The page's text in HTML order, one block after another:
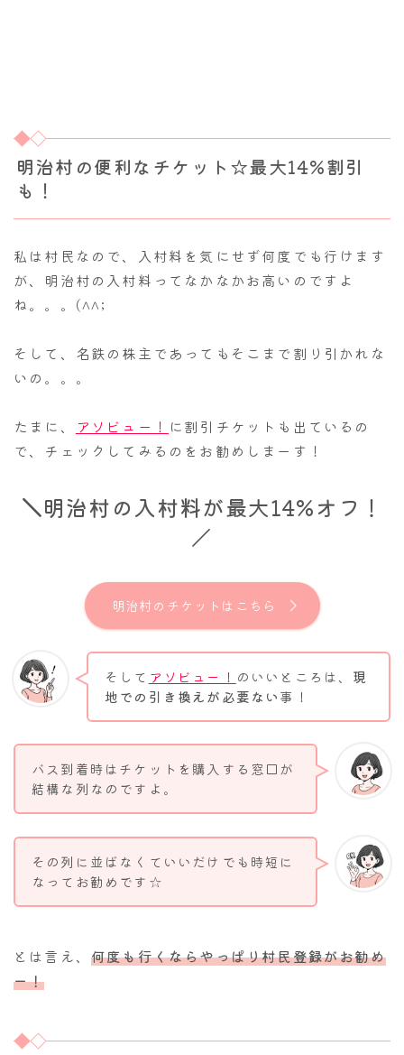
明治村の便利なチケット☆最大14%割引
も！
私は村民なので、入村料を気にせず何度でも行けます
が、明治村の入村料ってなかなかお高いのですよ
ね。。。(^^;
そして、名鉄の株主であってもそこまで割り引かれな
いの。。。
たまに、 アソビュー！ に割引チケットも出ているの
で、チェックしてみるのをお勧めしまーす！
＼明治村の入村料が最大14%オフ！
／
明治村のチケットはこちら
そして アソビュー！ のいいところは、 現
地での引き換えが必要ない事！
バス到着時はチケットを購入する窓口が
結構な列なのですよ。
その列に並ばなくていいだけでも時短に
なってお勧めです☆
とは言え、 何度も行くならやっぱり村民登録がお勧め
ー！